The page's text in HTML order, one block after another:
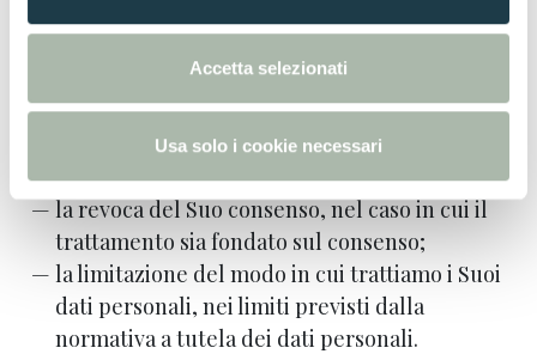
Accetta selezionati
Usa solo i cookie necessari
non abbiamo più alcun presupposto giuridico
per il trattamento,
l’opposizione al trattamento ove previsto
dalla normativa applicabile
la revoca del Suo consenso, nel caso in cui il
trattamento sia fondato sul consenso;
la limitazione del modo in cui trattiamo i Suoi
dati personali, nei limiti previsti dalla
normativa a tutela dei dati personali.